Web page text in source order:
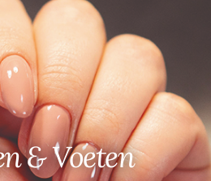
& Voeten